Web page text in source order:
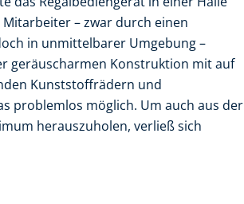
– zwar durch einen
in unmittelbarer Umgebung –
geräuscharmen Konstruktion mit auf
Kunststoffrädern und
problemlos möglich. Um auch aus der
herauszuholen, verließ sich